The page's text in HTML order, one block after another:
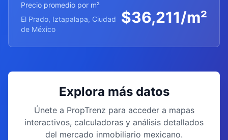
Precio promedio por m²
El Prado, Iztapalapa, Ciudad
de México
$36,211/m²
Explora más datos
Únete a PropTrenz para acceder a mapas
interactivos, calculadoras y análisis detallados
del mercado inmobiliario mexicano.